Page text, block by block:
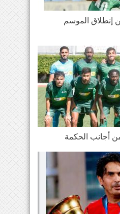
إنطلاق الموسم
أجانب الحكمة